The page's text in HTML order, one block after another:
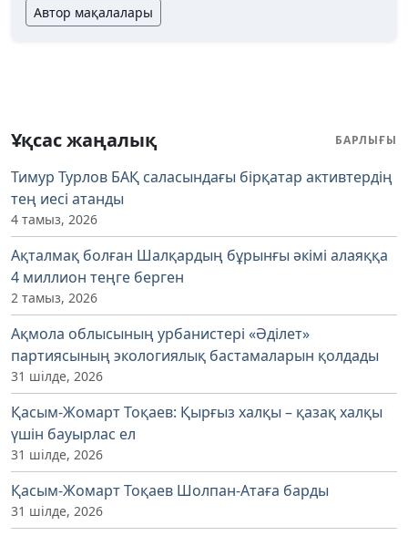
Автор мақалалары
Ұқсас жаңалық БАРЛЫҒЫ
Тимур Турлов БАҚ саласындағы бірқатар активтердің
тең иесі атанды
4 тамыз, 2026
Ақталмақ болған Шалқардың бұрынғы әкімі алаяққа
4 миллион теңге берген
2 тамыз, 2026
Ақмола облысының урбанистері «Әділет»
партиясының экологиялық бастамаларын қолдады
31 шілде, 2026
Қасым-Жомарт Тоқаев: Қырғыз халқы – қазақ халқы
үшін бауырлас ел
31 шілде, 2026
Қасым-Жомарт Тоқаев Шолпан-Атаға барды
31 шілде, 2026